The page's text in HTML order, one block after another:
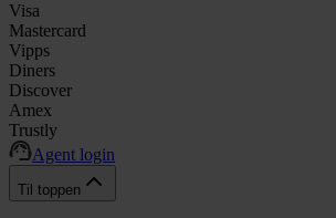
Visa
Mastercard
Vipps
Diners
Discover
Amex
Trustly
Agent login
Til toppen